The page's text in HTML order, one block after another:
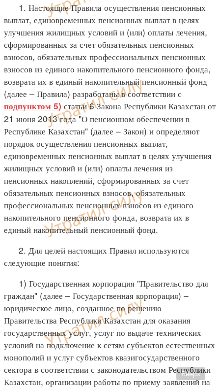
1. Настоящие Правила осуществления пенсионных
выплат, единовременных пенсионных выплат в целях
улучшения жилищных условий и (или) оплаты лечения,
сформированных за счет обязательных пенсионных
взносов, обязательных профессиональных пенсионных
взносов из единого накопительного пенсионного фонда,
возврата их в единый накопительный пенсионный фонд
(далее – Правила) разработаны в соответствии с
подпунктом 5) статьи 6 Закона Республики Казахстан от
21 июня 2013 года "О пенсионном обеспечении в
Республике Казахстан" (далее – Закон) и определяют
порядок осуществления пенсионных выплат,
единовременных пенсионных выплат в целях улучшения
жилищных условий и (или) оплаты лечения из
пенсионных накоплений, сформированных за счет
обязательных пенсионных взносов, обязательных
профессиональных пенсионных взносов из единого
накопительного пенсионного фонда, возврата их в
единый накопительный пенсионный фонд.
2. Для целей настоящих Правил используются
следующие понятия:
1) Государственная корпорация "Правительство для
граждан" (далее – Государственная корпорация) –
юридическое лицо, созданное по решению
Правительства Республики Казахстан для оказания
государственных услуг, услуг по выдаче технических
условий на подключение к сетям субъектов естественных
монополий и услуг субъектов квазигосударственного
сектора в соответствии с законодательством Республики
Казахстан, организации работы по приему заявлений на
Вверх